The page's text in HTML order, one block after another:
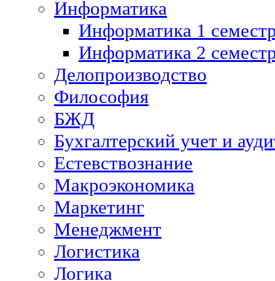
Информатика
Информатика 1
Информатика 2
Делопроизводство
Философия
БЖД
Бухгалтерский учет и
Естевствознание
Макроэкономика
Маркетинг
Менеджмент
Логистика
Логика